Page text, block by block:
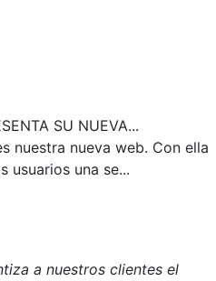
SU NUEVA...
nuestra nueva web. Con ella
usuarios una se...
a nuestros clientes el